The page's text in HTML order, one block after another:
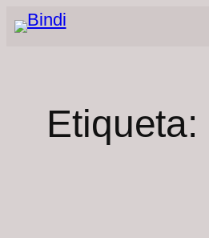
Saltar
Etiqueta: